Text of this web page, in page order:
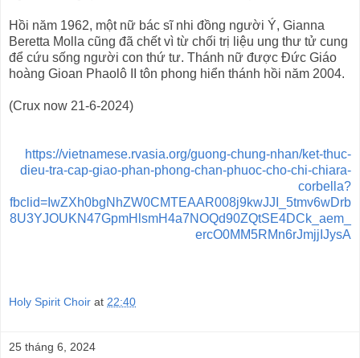
Hồi năm 1962, một nữ bác sĩ nhi đồng người Ý, Gianna
Beretta Molla cũng đã chết vì từ chối trị liệu ung thư tử cung
để cứu sống người con thứ tư. Thánh nữ được Đức Giáo
hoàng Gioan Phaolô II tôn phong hiển thánh hồi năm 2004.
(Crux now 21-6-2024)
https://vietnamese.rvasia.org/guong-chung-nhan/ket-thuc-
dieu-tra-cap-giao-phan-phong-chan-phuoc-cho-chi-chiara-
corbella?
fbclid=IwZXh0bgNhZW0CMTEAAR008j9kwJJI_5tmv6wDrb
8U3YJOUKN47GpmHlsmH4a7NOQd90ZQtSE4DCk_aem_
ercO0MM5RMn6rJmjjIJysA
Holy Spirit Choir at 22:40
25 tháng 6, 2024